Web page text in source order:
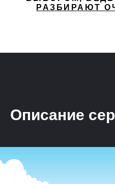
РАЗБИРАЮТ
Описание